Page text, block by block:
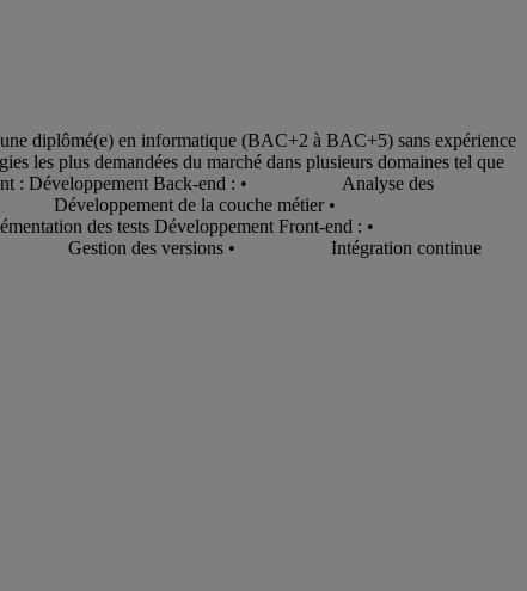
diplômé(e) en informatique (BAC+2 à BAC+5) sans expérience
les plus demandées du marché dans plusieurs domaines tel que
sont : Développement Back-end : • Analyse des
• Développement de la couche métier •
des tests Développement Front-end : •
• Gestion des versions • Intégration continue